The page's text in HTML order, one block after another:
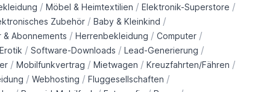
/ Möbel & Heimtextilien / Elektronik-Superstore /
Zubehör / Baby & Kleinkind /
& Abonnements / Herrenbekleidung / Computer /
Erotik / Software-Downloads / Lead-Generierung /
/ Mobilfunkvertrag / Mietwagen / Kreuzfahrten/Fähren /
/ Webhosting / Fluggesellschaften /